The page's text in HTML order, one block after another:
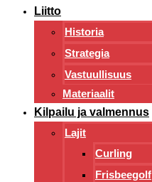
Liitto
Historia
Strategia
Vastuullisuus
Materiaalit
Kilpailu ja valmennus
Lajit
Curling
Frisbeegolf